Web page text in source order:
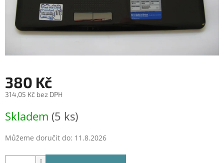
380 Kč
314,05 Kč bez DPH
cena:
Skladem (5 ks)
Můžeme doručit do: 11.8.2026